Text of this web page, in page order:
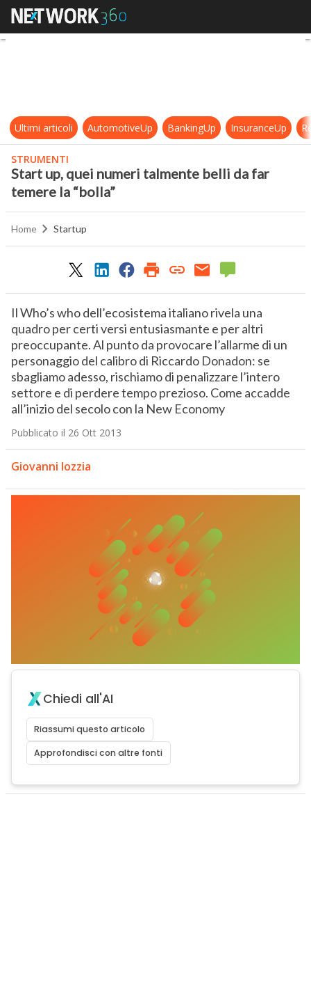
Start up, quei numeri talmente
Ultimi articoli AutomotiveUp BankingUp InsuranceUp
STRUMENTI
Start up, quei numeri talmente belli da far
temere la “bolla”
Home Startup
Il Who’s who dell’ecosistema italiano rivela una
quadro per certi versi entusiasmante e per altri
preoccupante. Al punto da provocare l’allarme di un
personaggio del calibro di Riccardo Donadon: se
sbagliamo adesso, rischiamo di penalizzare l’intero
settore e di perdere tempo prezioso. Come accadde
all’inizio del secolo con la New Economy
Pubblicato il 26 Ott 2013
Giovanni Iozzia
Chiedi all'AI
Riassumi questo articolo
Approfondisci con altre fonti